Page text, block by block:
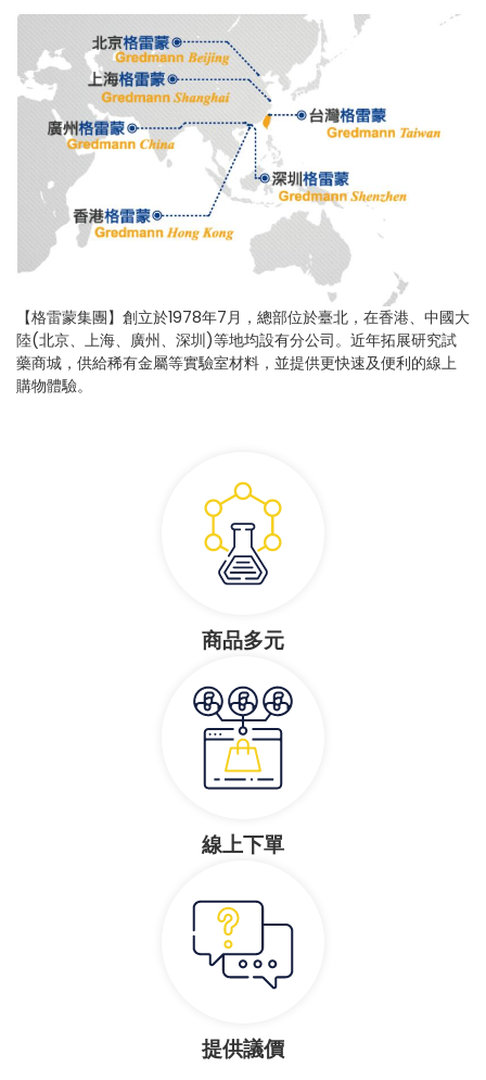
【格雷蒙集團】創立於1978年7月，總部位於臺北，在香港、中國大
陸(北京、上海、廣州、深圳)等地均設有分公司。近年拓展研究試
藥商城，供給稀有金屬等實驗室材料，並提供更快速及便利的線上
購物體驗。
商品多元
線上下單
提供議價